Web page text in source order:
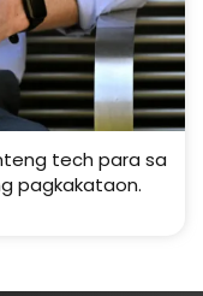
tech para sa
pagkakataon.